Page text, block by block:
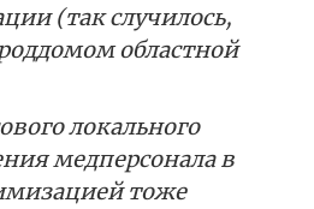
(так случилось,
областной
локального
медперсонала в
тоже